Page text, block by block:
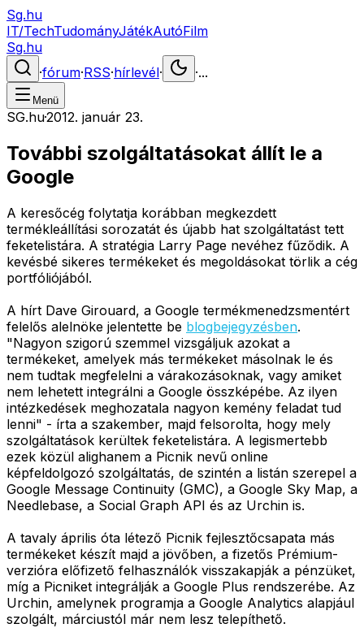
Sg.hu
IT/TechTudományJátékAutóFilm
Sg.hu
·fórum·RSS·hírlevél· ·...
Menü
SG.hu·2012. január 23.
További szolgáltatásokat állít le a
Google
A keresőcég folytatja korábban megkezdett
termékleállítási sorozatát és újabb hat szolgáltatást tett
feketelistára. A stratégia Larry Page nevéhez fűződik. A
kevésbé sikeres termékeket és megoldásokat törlik a cég
portfóliójából.
A hírt Dave Girouard, a Google termékmenedzsmentért
felelős alelnöke jelentette be blogbejegyzésben.
"Nagyon szigorú szemmel vizsgáljuk azokat a
termékeket, amelyek más termékeket másolnak le és
nem tudtak megfelelni a várakozásoknak, vagy amiket
nem lehetett integrálni a Google összképébe. Az ilyen
intézkedések meghozatala nagyon kemény feladat tud
lenni" - írta a szakember, majd felsorolta, hogy mely
szolgáltatások kerültek feketelistára. A legismertebb
ezek közül alighanem a Picnik nevű online
képfeldolgozó szolgáltatás, de szintén a listán szerepel a
Google Message Continuity (GMC), a Google Sky Map, a
Needlebase, a Social Graph API és az Urchin is.
A tavaly április óta létező Picnik fejlesztőcsapata más
termékeket készít majd a jövőben, a fizetős Prémium-
verzióra előfizető felhasználók visszakapják a pénzüket,
míg a Picniket integrálják a Google Plus rendszerébe. Az
Urchin, amelynek programja a Google Analytics alapjául
szolgált, márciustól már nem lesz telepíthető.